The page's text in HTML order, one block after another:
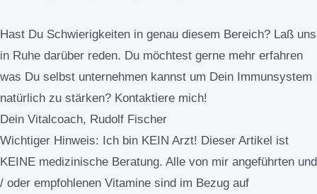
Hast Du Schwierigkeiten in genau diesem Bereich? Laß uns
in Ruhe darüber reden. Du möchtest gerne mehr erfahren
was Du selbst unternehmen kannst um Dein Immunsystem
natürlich zu stärken? Kontaktiere mich!
Dein Vitalcoach, Rudolf Fischer
Wichtiger Hinweis: Ich bin KEIN Arzt! Dieser Artikel ist
KEINE medizinische Beratung. Alle von mir angeführten und
/ oder empfohlenen Vitamine sind im Bezug auf